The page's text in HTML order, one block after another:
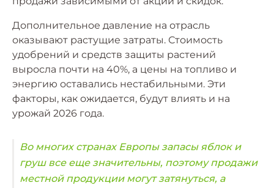
Дополнительное давление на отрасль
оказывают растущие затраты. Стоимость
удобрений и средств защиты растений
выросла почти на 40%, а цены на топливо и
энергию оставались нестабильными. Эти
факторы, как ожидается, будут влиять и на
урожай 2026 года.
Во многих странах Европы запасы яблок и
груш все еще значительны, поэтому продажи
местной продукции могут затянуться, а